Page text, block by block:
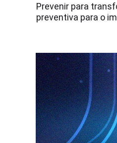
Prevenir para
preventiva para o